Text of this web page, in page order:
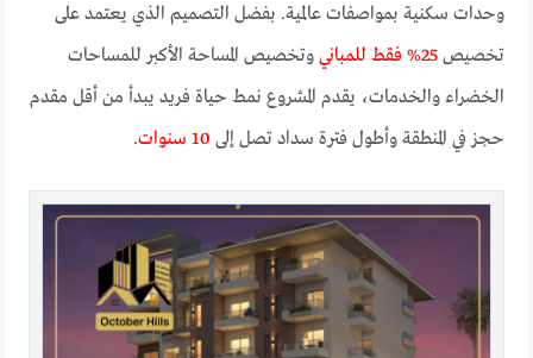
وحدات سكنية بمواصفات عالمية. بفضل التصميم الذي يعتمد على
تخصيص25% فقط للمباني
وتخصيص المساحة الأكبر للمساحات
الخضراء والخدمات، يقدم المشروع نمط حياة فريد يبدأ من أقل مقدم
حجز في المنطقة وأطول فترة سداد تصل إلى 10 سنوات .